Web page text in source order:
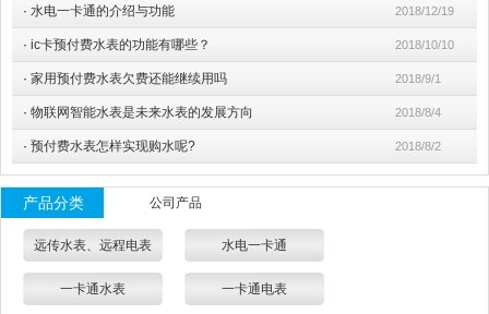
· 水电一卡通的介绍与功能 2018/12/19
· ic卡预付费水表的功能有哪些？ 2018/10/10
· 家用预付费水表欠费还能继续用吗 2018/9/1
· 物联网智能水表是未来水表的发展方向 2018/8/4
· 预付费水表怎样实现购水呢? 2018/8/2
产品分类 公司产品
远传水表、远程电表 水电一卡通
一卡通水表 一卡通电表